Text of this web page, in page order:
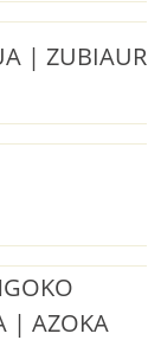
| ZUBIAUR
| AZOKA